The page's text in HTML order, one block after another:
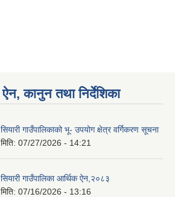
ऐन, कानुन तथा निर्देशिका
सियारी गाउँपालिकाको भू- उपयोग क्षेत्र वर्गिकरण सूचना
मिति: 07/27/2026 - 14:21
सियारी गाउँपालिका आर्थिक ऐन,२०८३
मिति: 07/16/2026 - 13:16